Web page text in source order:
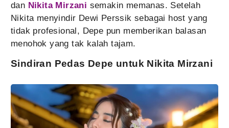
dan Nikita Mirzani semakin memanas. Setelah
Nikita menyindir Dewi Perssik sebagai host yang
tidak profesional, Depe pun memberikan balasan
menohok yang tak kalah tajam.
Sindiran Pedas Depe untuk Nikita Mirzani